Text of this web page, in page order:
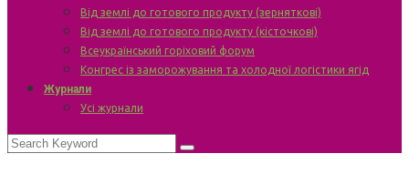
Від землі до готового продукту (зерняткові)
Від землі до готового продукту (кісточкові)
Всеукраїнський горіховий форум
Конгрес із заморожування та холодної логістики ягід
Журнали
Усі журнали